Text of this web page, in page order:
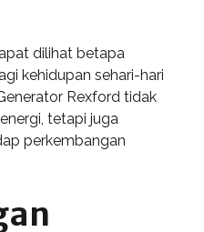
dilihat betapa
kehidupan sehari-hari
Rexford tidak
tetapi juga
perkembangan